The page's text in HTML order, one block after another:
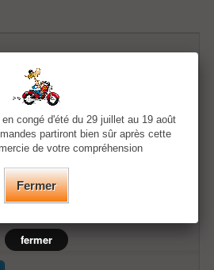
congé d'été du 29 juillet au 19 août
partiront bien sûr après cette
de votre compréhension
Fermer
fermer